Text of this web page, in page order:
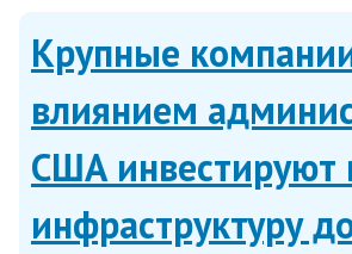
в компании, несмотря на
Крупные
влиянием
США инвестируют
инфраструктуру